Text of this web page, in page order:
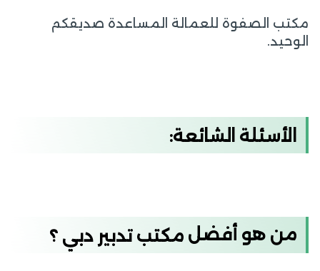
مكتب الصفوة للعمالة المساعدة صديقكم
الوحيد.
الأسئلة الشائعة:
من هو أفضل مكتب تدبير دبي ؟